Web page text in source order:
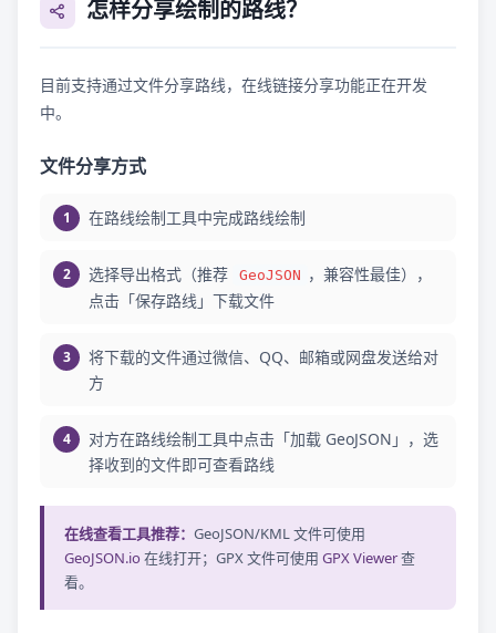
怎样分享绘制的路线？
目前支持通过文件分享路线，在线链接分享功能正在开发
中。
文件分享方式
在路线绘制工具中完成路线绘制
选择导出格式（推荐 GeoJSON ，兼容性最佳），
点击「保存路线」下载文件
将下载的文件通过微信、QQ、邮箱或网盘发送给对
方
对方在路线绘制工具中点击「加载 GeoJSON」，选
择收到的文件即可查看路线
在线查看工具推荐： GeoJSON/KML 文件可使用
GeoJSON.io 在线打开；GPX 文件可使用 GPX Viewer查
看。